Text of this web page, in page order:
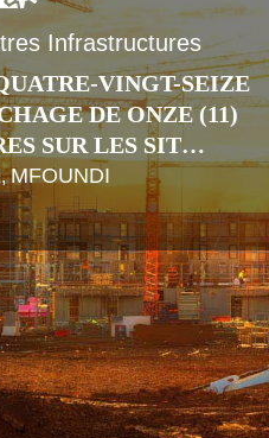
Infrastructures
VINGT-SEIZE
DE ONZE (11)
SUR LES SIT…
,MFOUNDI